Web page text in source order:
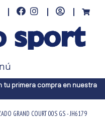
tu primera compra en nuestra
GRAND COURT 00S GS - JH6179